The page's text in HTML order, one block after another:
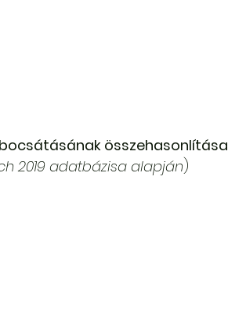
összehasonlítása
2019 adatbázisa alapján)